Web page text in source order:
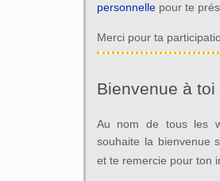
personnellepour te
Merci pour ta
Bienvenue à toi
Au nom de tous les
souhaite la bienvenue
et te remercie pour ton